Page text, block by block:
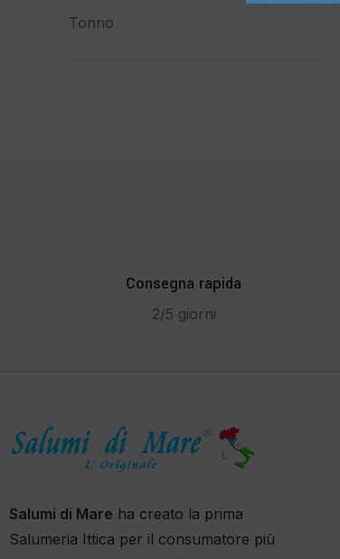
Tonno
Consegna rapida
2/5 giorni
Salumi di Mare ha creato la prima
Salumeria Ittica per il consumatore più